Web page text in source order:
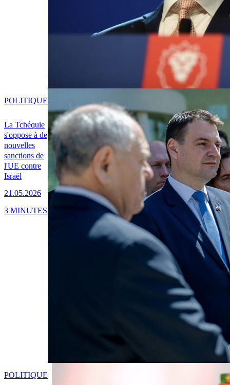
La Tchéquie
s'oppose à de
nouvelles
sanctions de
l'UE contre
Israël
21.05.2026
POLITIQUE
3 MINUTES
POLITIQUE